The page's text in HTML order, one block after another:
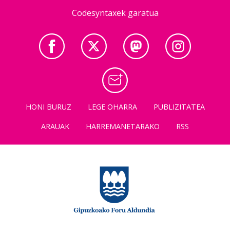
Codesyntaxek garatua
HONI BURUZ LEGE OHARRA
PUBLIZITATEA
ARAUAK
HARREMANETARAKO RSS